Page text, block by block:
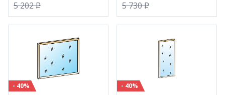
5 202P
5 730P
- 40% - 40%